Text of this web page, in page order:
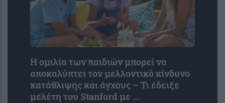
Η ομιλία των παιδιών μπορεί να
αποκαλύπτει τον μελλοντικό κίνδυνο
κατάθλιψης και άγχους – Τι έδειξε
μελέτη του Stanford με ...